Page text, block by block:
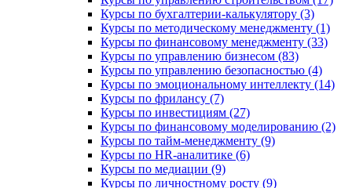
Курсы по бухгалтерии-калькулятору (3)
Курсы по методическому менеджменту (1)
Курсы по финансовому менеджменту (33)
Курсы по управлению бизнесом (83)
Курсы по управлению безопасностью (4)
Курсы по эмоциональному интеллекту (14)
Курсы по фрилансу (7)
Курсы по инвестициям (27)
Курсы по финансовому моделированию (2)
Курсы по тайм-менеджменту (9)
Курсы по HR-аналитике (6)
Курсы по медиации (9)
Курсы по личностному росту (9)